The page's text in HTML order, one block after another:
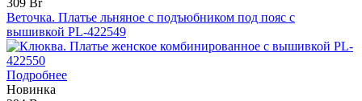
309 Br
Веточка. Платье льняное с подъюбником под пояс с
вышивкой PL-422549
Подробнее
Новинка